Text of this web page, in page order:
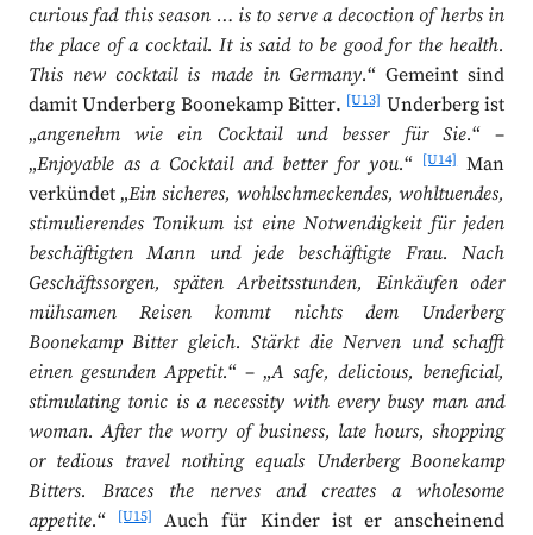
curious fad this season … is to serve a decoction of herbs in
the place of a cocktail. It is said to be good for the health.
This new cocktail is made in Germany.“ Gemeint sind
damit Underberg Boonekamp Bitter. [U13] Underberg ist
„angenehm wie ein Cocktail und besser für Sie.“ –
„Enjoyable as a Cocktail and better for you.“ [U14]Man
verkündet „Ein sicheres, wohlschmeckendes, wohltuendes,
stimulierendes Tonikum ist eine Notwendigkeit für jeden
beschäftigten Mann und jede beschäftigte Frau. Nach
Geschäftssorgen, späten Arbeitsstunden, Einkäufen oder
mühsamen Reisen kommt nichts dem Underberg
Boonekamp Bitter gleich. Stärkt die Nerven und schafft
einen gesunden Appetit.“ – „A safe, delicious, beneficial,
stimulating tonic is a necessity with every busy man and
woman. After the worry of business, late hours, shopping
or tedious travel nothing equals Underberg Boonekamp
Bitters. Braces the nerves and creates a wholesome
appetite.“ [U15]
Auch für Kinder ist er anscheinend